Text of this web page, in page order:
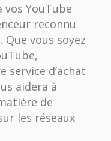
vos YouTube
reconnu
Que vous soyez
service d’achat
aidera à
de
les réseaux